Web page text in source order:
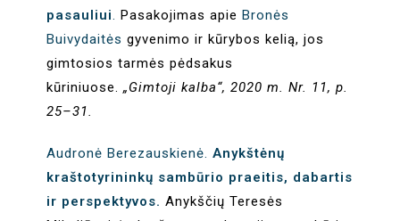
pasauliui. Pasakojimas apieBronės
Buivydaitės gyvenimo ir kūrybos kelią, jos
gimtosios tarmės pėdsakus
kūriniuose.„Gimtoji kalba“, 2020 m. Nr. 11, p.
25–31.
Audronė Berezauskienė.Anykštėnų
kraštotyrininkų sambūrio praeitis, dabartis
ir perspektyvos. Anykščių Teresės